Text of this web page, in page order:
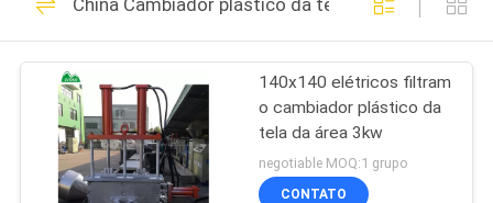
PRODUTOS
SOBRE
NÓS
Equipamento de
reciclagem de
plástico
140x140 elétricos filtram
o cambiador plástico da
tela da área 3kw
negotiable MOQ:1 grupo
CONTATO